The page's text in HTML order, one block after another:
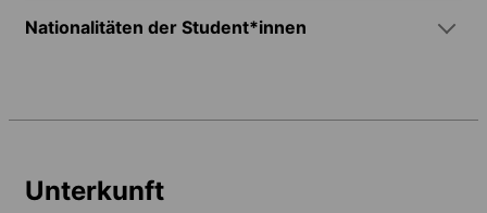
Nationalitäten der Student*innen
Unterkunft